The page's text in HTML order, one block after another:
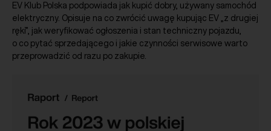
EV Klub Polska podpowiada jak kupić dobry, używany samochód
elektryczny. Opisuje na co zwrócić uwagę kupując EV „z drugiej
ręki”, jak weryfikować ogłoszenia i stan techniczny pojazdu,
o co pytać sprzedającego i jakie czynności serwisowe warto
przeprowadzić od razu po zakupie.